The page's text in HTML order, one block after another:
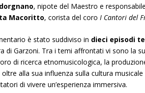
, nipote del Maestro e
Macoritto, corista del coroI Cantori del
è stato suddiviso in dieci episodi
di Garzoni. Tra i temi affrontati vi sono la
di ricerca etnomusicologica, la
alla sua influenza sulla cultura
di vivere un’esperienza immersiva.